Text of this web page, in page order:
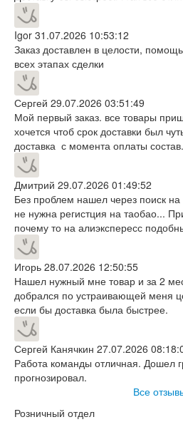
Igor 31.07.2026 10:53:12
Заказ доставлен в целости,
всех этапах сделки
Сергей 29.07.2026 03:51:49
Мой первый заказ. все товары
хочется чтоб срок доставки был
доставка с момента оплаты
Дмитрий 29.07.2026 01:49:52
Без проблем нашел через поиск на
не нужна регистция на таобао...
почему то на алиэкспересс
Игорь 28.07.2026 12:50:55
Нашел нужный мне товар и за 2
добрался по устраивающей меня
если бы доставка была быстрее.
Сергей Канячкин 27.07.2026
Работа команды отличная. Дошел
прогнозировал.
Все
Розничный отдел